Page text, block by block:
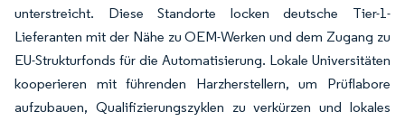
unterstreicht. Diese Standorte locken deutsche Tier-1-
Lieferanten mit der Nähe zu OEM-Werken und dem Zugang zu
EU-Strukturfonds für die Automatisierung. Lokale Universitäten
kooperieren mit führenden Harzherstellern, um Prüflabore
aufzubauen, Qualifizierungszyklen zu verkürzen und lokales